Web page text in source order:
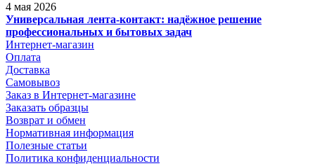
4 мая 2026
Универсальная лента-контакт: надёжное решение
профессиональных и бытовых задач
Интернет-магазин
Оплата
Доставка
Самовывоз
Заказ в Интернет-магазине
Заказать образцы
Возврат и обмен
Нормативная информация
Полезные статьи
Политика конфиденциальности